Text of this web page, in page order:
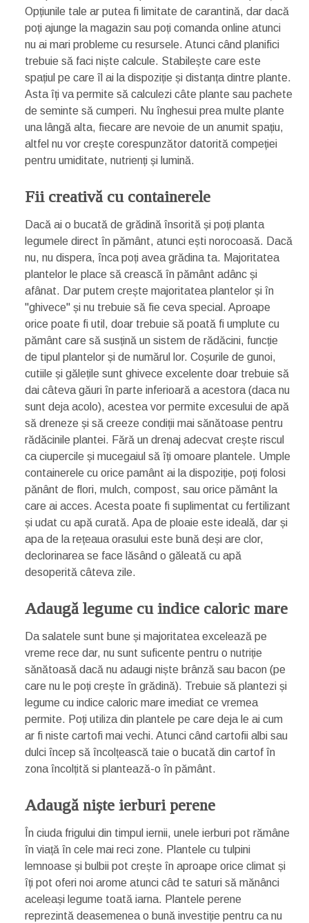
Opțiunile tale ar putea fi limitate de carantină, dar dacă
poți ajunge la magazin sau poți comanda online atunci
nu ai mari probleme cu resursele. Atunci când planifici
trebuie să faci niște calcule. Stabilește care este
spațiul pe care îl ai la dispoziție și distanța dintre plante.
Asta îți va permite să calculezi câte plante sau pachete
de seminte să cumperi. Nu înghesui prea multe plante
una lângă alta, fiecare are nevoie de un anumit spațiu,
altfel nu vor crește corespunzător datorită compeției
pentru umiditate, nutrienți și lumină.
Fii creativă cu containerele
Dacă ai o bucată de grădină însorită și poți planta
legumele direct în pământ, atunci ești norocoasă. Dacă
nu, nu dispera, înca poți avea grădina ta. Majoritatea
plantelor le place să crească în pământ adânc și
afânat. Dar putem crește majoritatea plantelor și în
"ghivece" și nu trebuie să fie ceva special. Aproape
orice poate fi util, doar trebuie să poată fi umplute cu
pământ care să susțină un sistem de rădăcini, funcție
de tipul plantelor și de numărul lor. Coșurile de gunoi,
cutiile și gălețile sunt ghivece excelente doar trebuie să
dai câteva găuri în parte inferioară a acestora (daca nu
sunt deja acolo), acestea vor permite excesului de apă
să dreneze și să creeze condiții mai sănătoase pentru
rădăcinile plantei. Fără un drenaj adecvat crește riscul
ca ciupercile și mucegaiul să îți omoare plantele. Umple
containerele cu orice pamânt ai la dispoziție, poți folosi
pănânt de flori, mulch, compost, sau orice pământ la
care ai acces. Acesta poate fi suplimentat cu fertilizant
și udat cu apă curată. Apa de ploaie este ideală, dar și
apa de la rețeaua orasului este bună deși are clor,
declorinarea se face lăsând o găleată cu apă
desoperită câteva zile.
Adaugă legume cu indice caloric mare
Da salatele sunt bune și majoritatea excelează pe
vreme rece dar, nu sunt suficente pentru o nutriție
sănătoasă dacă nu adaugi niște brânză sau bacon (pe
care nu le poți crește în grădină). Trebuie să plantezi și
legume cu indice caloric mare imediat ce vremea
permite. Poți utiliza din plantele pe care deja le ai cum
ar fi niste cartofi mai vechi. Atunci când cartofii albi sau
dulci încep să încolțească taie o bucată din cartof în
zona încolțită si plantează-o în pământ.
Adaugă niște ierburi perene
În ciuda frigului din timpul iernii, unele ierburi pot rămâne
în viață în cele mai reci zone. Plantele cu tulpini
lemnoase și bulbii pot crește în aproape orice climat și
îți pot oferi noi arome atunci câd te saturi să mănânci
aceleași legume toată iarna. Plantele perene
reprezintă deasemenea o bună investiție pentru ca nu